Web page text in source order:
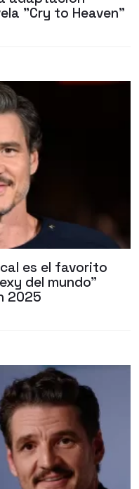
"Cry to Heaven"
es el favorito
del mundo"
2025